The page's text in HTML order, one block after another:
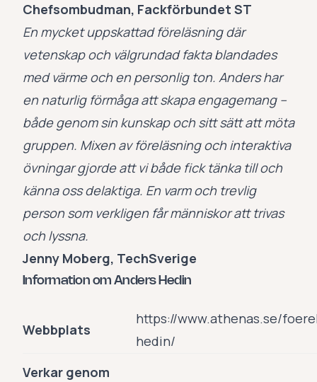
Chefsombudman, Fackförbundet ST
En mycket uppskattad föreläsning där
vetenskap och välgrundad fakta blandades
med värme och en personlig ton. Anders har
en naturlig förmåga att skapa engagemang –
både genom sin kunskap och sitt sätt att möta
gruppen. Mixen av föreläsning och interaktiva
övningar gjorde att vi både fick tänka till och
känna oss delaktiga. En varm och trevlig
person som verkligen får människor att trivas
och lyssna.
Jenny Moberg, TechSverige
Information om Anders Hedin
Webbplats
https://www.athenas.se/
hedin/
Verkar genom